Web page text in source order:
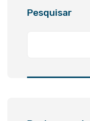
Pesquisar